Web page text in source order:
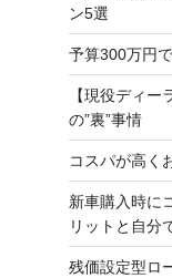
ン5選
予算300万円
【現役ディ
の”裏”事情
コスパが高く
新車購入時に
リットと自分
残価設定型ロ